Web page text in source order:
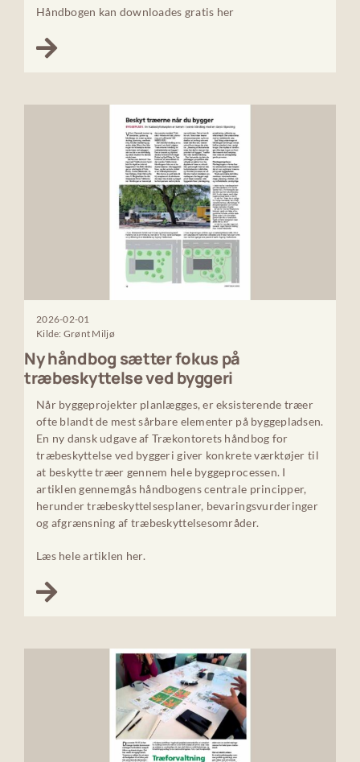
Håndbogen kan downloades gratis her
2026-02-01
Kilde: Grønt Miljø
Ny håndbog sætter fokus på
træbeskyttelse ved byggeri
Når byggeprojekter planlægges, er eksisterende træer
ofte blandt de mest sårbare elementer på byggepladsen.
En ny dansk udgave af Trækontorets håndbog for
træbeskyttelse ved byggeri giver konkrete værktøjer til
at beskytte træer gennem hele byggeprocessen. I
artiklen gennemgås håndbogens centrale principper,
herunder træbeskyttelsesplaner, bevaringsvurderinger
og afgrænsning af træbeskyttelsesområder.
Læs hele artiklen her.